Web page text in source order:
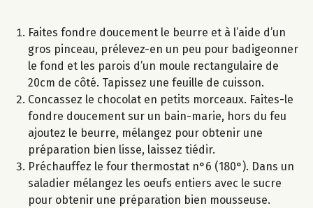
Faites fondre doucement le beurre et à l’aide d’un
gros pinceau, prélevez-en un peu pour badigeonner
le fond et les parois d’un moule rectangulaire de
20cm de côté. Tapissez une feuille de cuisson.
Concassez le chocolat en petits morceaux. Faites-le
fondre doucement sur un bain-marie, hors du feu
ajoutez le beurre, mélangez pour obtenir une
préparation bien lisse, laissez tiédir.
Préchauffez le four thermostat n°6 (180°). Dans un
saladier mélangez les oeufs entiers avec le sucre
pour obtenir une préparation bien mousseuse.